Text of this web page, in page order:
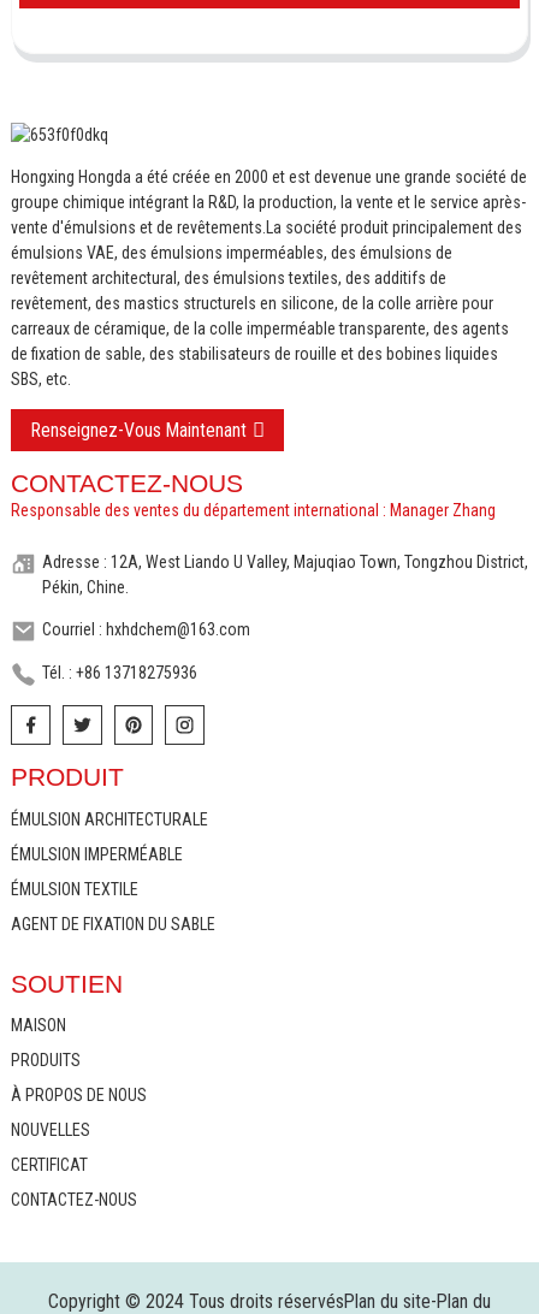
Hongxing Hongda a été créée en 2000 et est devenue une grande société de
groupe chimique intégrant la R&D, la production, la vente et le service après-
vente d'émulsions et de revêtements.
La société produit principalement des
émulsions VAE, des émulsions imperméables, des émulsions de
revêtement architectural, des émulsions textiles, des additifs de
revêtement, des mastics structurels en silicone, de la colle arrière pour
carreaux de céramique, de la colle imperméable transparente, des agents
de fixation de sable, des stabilisateurs de rouille et des bobines liquides
SBS, etc.
Renseignez-Vous Maintenant
CONTACTEZ-NOUS
Responsable des ventes du département international : Manager Zhang
Adresse : 12A, West Liando U Valley, Majuqiao Town, Tongzhou District,
Pékin, Chine.
Courriel : hxhdchem@163.com
Tél. : +86 13718275936
PRODUIT
ÉMULSION ARCHITECTURALE
ÉMULSION IMPERMÉABLE
ÉMULSION TEXTILE
AGENT DE FIXATION DU SABLE
SOUTIEN
MAISON
PRODUITS
À PROPOS DE NOUS
NOUVELLES
CERTIFICAT
CONTACTEZ-NOUS
Copyright © 2024 Tous droits réservésPlan du site-Plan du